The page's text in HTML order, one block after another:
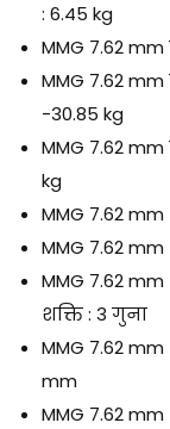
: 6.45 kg
MMG 7.62
MMG 7.62
-30.85 kg
MMG 7.62
kg
MMG 7.62
MMG 7.62
MMG 7.62
शक्ति : 3 गुना
MMG 7.62
mm
MMG 7.62